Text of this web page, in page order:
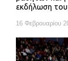
εκδήλωση
16 Φεβρουαρίου